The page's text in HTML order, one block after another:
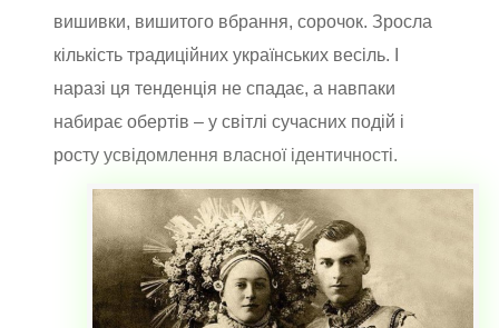
вишивки, вишитого вбрання, сорочок. Зросла
кількість традиційних українських весіль. І
наразі ця тенденція не спадає, а навпаки
набирає обертів – у світлі сучасних подій і
росту усвідомлення власної ідентичності.